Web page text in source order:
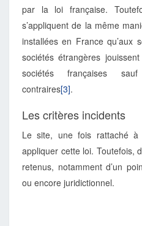
par la loi française.
s’appliquent de la même
installées en France qu’aux
sociétés étrangères
sociétés françaises sauf
contraires[3].
Les critères incidents
Le site, une fois rattaché
appliquer cette loi. Toutefois,
retenus, notamment d’un
ou encore juridictionnel.